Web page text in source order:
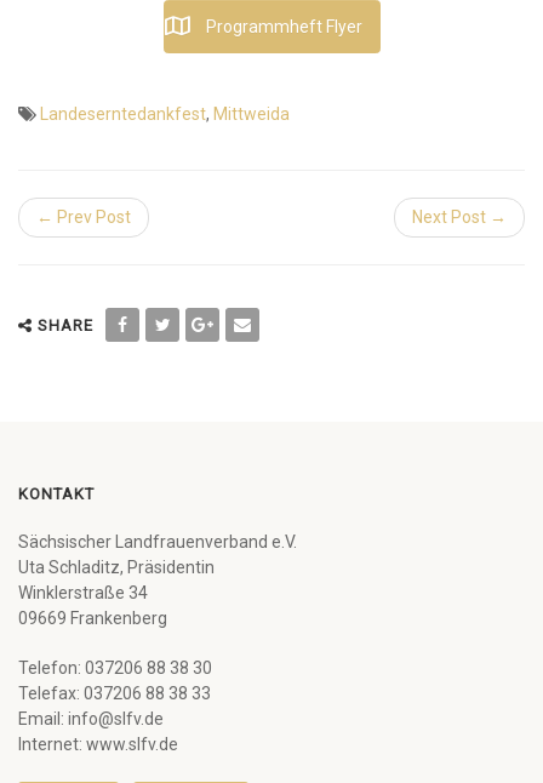
Programmheft Flyer
Landeserntedankfest, Mittweida
← Prev Post Next Post →
SHARE
KONTAKT
Sächsischer Landfrauenverband e.V.
Uta Schladitz, Präsidentin
Winklerstraße 34
09669 Frankenberg
Telefon: 037206 88 38 30
Telefax: 037206 88 38 33
Email: info@slfv.de
Internet: www.slfv.de